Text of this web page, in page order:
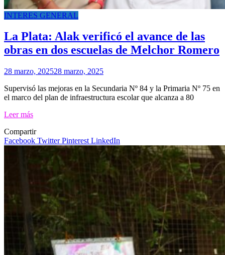
INTERES GENERAL
La Plata: Alak verificó el avance de las
obras en dos escuelas de Melchor Romero
28 marzo, 202528 marzo, 2025
Supervisó las mejoras en la Secundaria Nº 84 y la Primaria Nº 75 en
el marco del plan de infraestructura escolar que alcanza a 80
Leer más
Compartir
Facebook TwitterPinterest LinkedIn